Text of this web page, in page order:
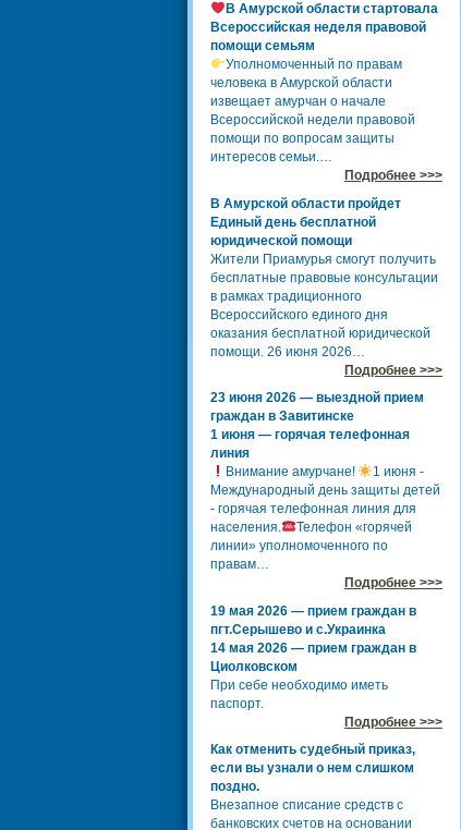
В Амурской области стартовала
Всероссийская неделя правовой
помощи семьям
Уполномоченный по правам
человека в Амурской области
извещает амурчан о начале
Всероссийской недели правовой
помощи по вопросам защиты
интересов семьи.…
Подробнее >>>
В Амурской области пройдет
Единый день бесплатной
юридической помощи
Жители Приамурья смогут получить
бесплатные правовые консультации
в рамках традиционного
Всероссийского единого дня
оказания бесплатной юридической
помощи. 26 июня 2026…
Подробнее >>>
23 июня 2026 — выездной прием
граждан в Завитинске
1 июня — горячая телефонная
линия
Внимание амурчане!
1 июня -
Международный день защиты детей
- горячая телефонная линия для
населения.
Телефон «горячей
линии» уполномоченного по
правам…
Подробнее >>>
19 мая 2026 — прием граждан в
пгт.Серышево и с.Украинка
14 мая 2026 — прием граждан в
Циолковском
При себе необходимо иметь
паспорт.
Подробнее >>>
Как отменить судебный приказ,
если вы узнали о нем слишком
поздно.
Внезапное списание средств с
банковских счетов на основании